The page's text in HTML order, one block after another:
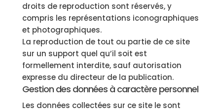
droits de reproduction sont réservés, y
compris les représentations iconographiques
et photographiques.
La reproduction de tout ou partie de ce site
sur un support quel qu’il soit est
formellement interdite, sauf autorisation
expresse du directeur de la publication.
Gestion des données à caractère personnel
Les données collectées sur ce site le sont